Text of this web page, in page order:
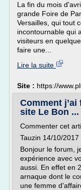
La fin du mois
grande Foire de
Versailles, qui tout
incontournable qui
visiteurs en
faire une...
Lire la suite
Site : https://
Comment
site Le Bon ...
Commenter cet
Tauzin 14/10/2017
Bonjour le forum,
expérience avec
aussi. En effet en
arnaque dont le
une femme